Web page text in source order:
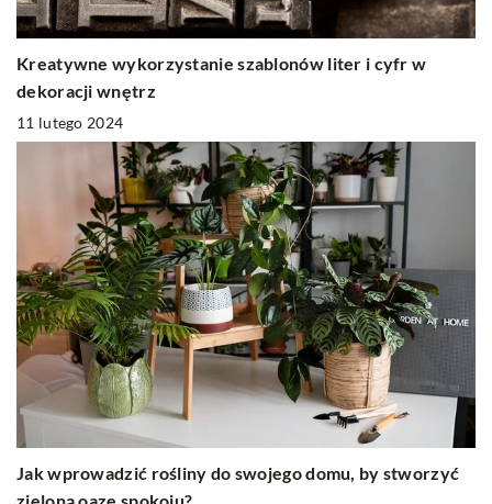
Kreatywne wykorzystanie szablonów liter i cyfr w
dekoracji wnętrz
11 lutego 2024
Jak wprowadzić rośliny do swojego domu, by stworzyć